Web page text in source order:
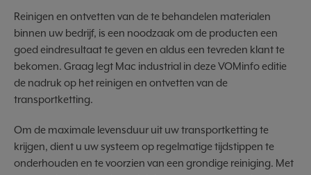
Reinigen en ontvetten van de te behandelen materialen
binnen uw bedrijf, is een noodzaak om de producten een
goed eindresultaat te geven en aldus een tevreden klant te
bekomen. Graag legt Mac industrial in deze VOMinfo editie
de nadruk op het reinigen en ontvetten van de
transportketting.
Om de maximale levensduur uit uw transportketting te
krijgen, dient u uw systeem op regelmatige tijdstippen te
onderhouden en te voorzien van een grondige reiniging. Met